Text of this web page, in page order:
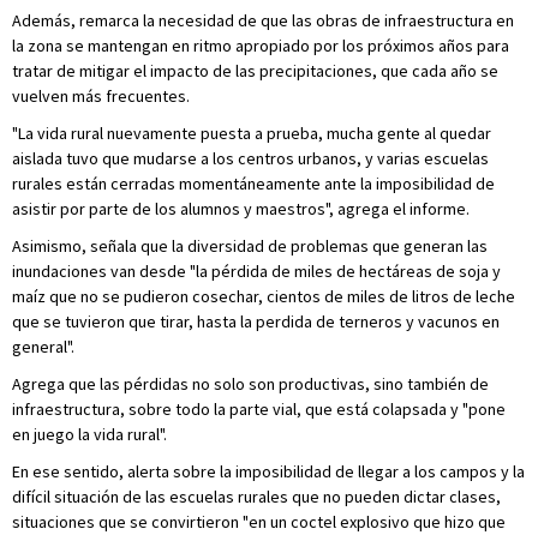
Además, remarca la necesidad de que las obras de infraestructura en
la zona se mantengan en ritmo apropiado por los próximos años para
tratar de mitigar el impacto de las precipitaciones, que cada año se
vuelven más frecuentes.
"La vida rural nuevamente puesta a prueba, mucha gente al quedar
aislada tuvo que mudarse a los centros urbanos, y varias escuelas
rurales están cerradas momentáneamente ante la imposibilidad de
asistir por parte de los alumnos y maestros", agrega el informe.
Asimismo, señala que la diversidad de problemas que generan las
inundaciones van desde "la pérdida de miles de hectáreas de soja y
maíz que no se pudieron cosechar, cientos de miles de litros de leche
que se tuvieron que tirar, hasta la perdida de terneros y vacunos en
general".
Agrega que las pérdidas no solo son productivas, sino también de
infraestructura, sobre todo la parte vial, que está colapsada y "pone
en juego la vida rural".
En ese sentido, alerta sobre la imposibilidad de llegar a los campos y la
difícil situación de las escuelas rurales que no pueden dictar clases,
situaciones que se convirtieron "en un coctel explosivo que hizo que